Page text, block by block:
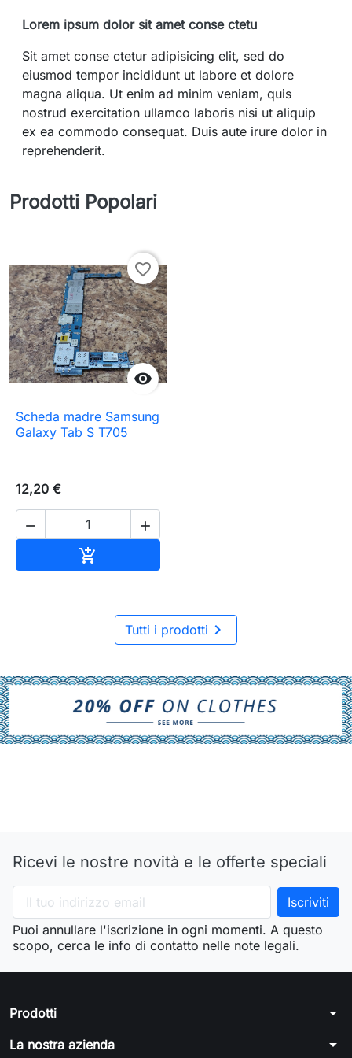
Lorem ipsum dolor sit amet conse ctetu
Sit amet conse ctetur adipisicing elit, sed do
eiusmod tempor incididunt ut labore et dolore
magna aliqua. Ut enim ad minim veniam, quis
nostrud exercitation ullamco laboris nisi ut aliquip
ex ea commodo consequat. Duis aute irure dolor in
reprehenderit.
Prodotti Popolari

favorite_border
Scheda madre Samsung
Galaxy Tab S T705
12,20 €
 

Tutti i prodotti 
Ricevi le nostre novità e le offerte speciali
Puoi annullare l'iscrizione in ogni momenti. A questo
scopo, cerca le info di contatto nelle note legali.
Prodotti arrow_drop_down
La nostra azienda arrow_drop_down